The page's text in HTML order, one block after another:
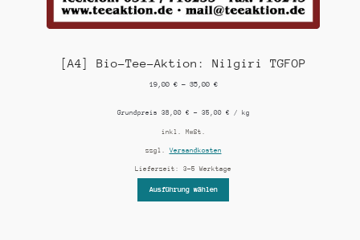
[A4] Bio-Tee-Aktion: Nilgiri TGFOP
19,00 €– 35,00 €
Grundpreis 38,00 € – 35,00 € / kg
inkl. MwSt.
zzgl.Versandkosten
Lieferzeit: 3-5 Werktage
Ausführung wählen